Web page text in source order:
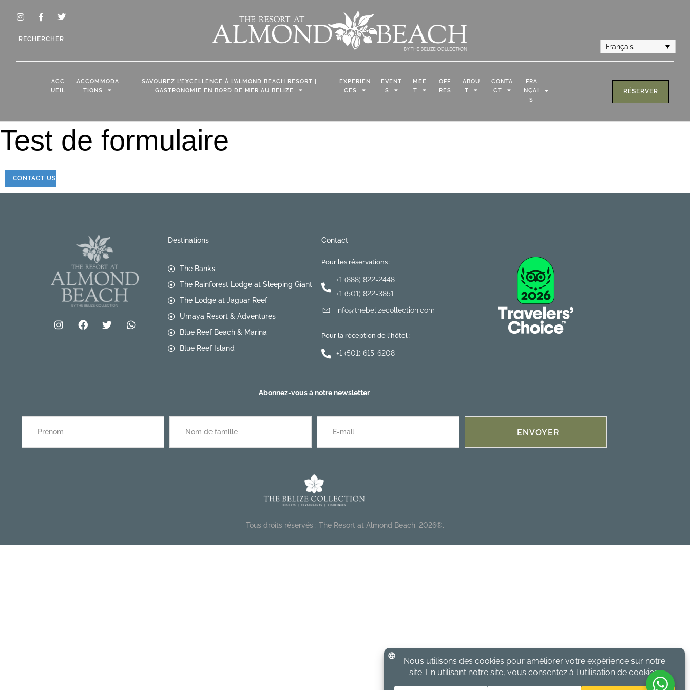
RECHERCHER
Français
ACC
UEIL
ACCOMMODA
TIONS
SAVOUREZ L’EXCELLENCE À L’ALMOND BEACH RESORT |
GASTRONOMIE EN BORD DE MER AU BELIZE
EXPERIEN
CES
EVENT
S
MEE
T
OFF
RES
ABOU
T
CONTA
CT
FRA
NÇAI
S
RÉSERVER
Test de formulaire
Destinations
The Banks
The Rainforest Lodge at Sleeping Giant
The Lodge at Jaguar Reef
Umaya Resort & Adventures
Blue Reef Beach & Marina
Blue Reef Island
Contact
Pour les réservations :
+1 (888) 822-2448
+1 (501) 822-3851
info@thebelizecollection.com
Pour la réception de l'hôtel :
+1 (501) 615-6208
Abonnez-vous à notre newsletter
ENVOYER
Tous droits réservés : The Resort at Almond Beach, 2026®.